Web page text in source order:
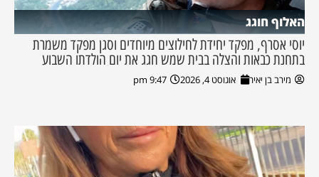
האלוף חוגג
יוסי אסרף, מפקד יחידת לחילוצים מיוחדים וסגן מפקד משמרת
בתחנת כבאות והצלה בבית שמש חגג את יום הולדתו השבוע
מירב בן יאיר אוגוסט 4, 2026 9:47 pm